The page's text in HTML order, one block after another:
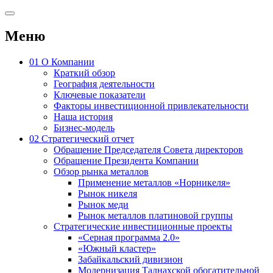
Меню
01 О Компании
Краткий обзор
География деятельности
Ключевые показатели
Факторы инвестиционной привлекательности
Наша история
Бизнес-модель
02 Стратегический отчет
Обращение Председателя Совета директоров
Обращение Президента Компании
Обзор рынка металлов
Применение металлов «Норникеля»
Рынок никеля
Рынок меди
Рынок металлов платиновой группы
Стратегические инвестиционные проекты
«Серная программа 2.0»
«Южный кластер»
Забайкальский дивизион
Модернизация Талнахской обогатительной